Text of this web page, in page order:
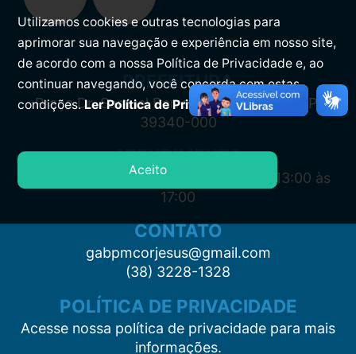
PREFEITURA
Praça Dr. Samuel Barreto, s/n, Centro CEP:
39340-000
ATENDIMENTO
Segunda à Sexta: 7:00 às 11:00 e das 13:00 às
17:00
CONTATO
gabpmcorjesus@gmail.com
(38) 3228-1328
POLÍTICA DE PRIVACIDADE
Acesse nossa política de privacidade para mais
informações.
Utilizamos cookies e outras tecnologias para
aprimorar sua navegação e experiência em nosso site,
de acordo com a nossa Política de Privacidade e, ao
continuar navegando, você concorda com estas
condições.Ler Política de Privacidade.
Aceito